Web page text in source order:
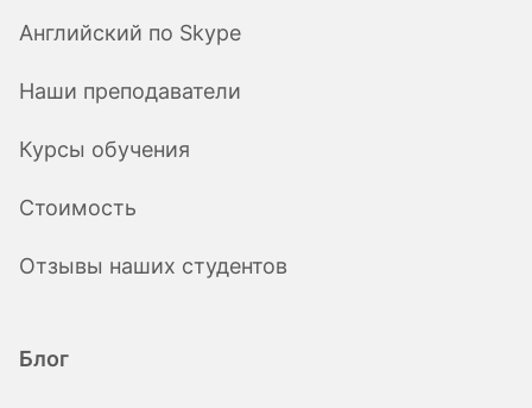
Английский по Skype
Наши преподаватели
Курсы обучения
Стоимость
Отзывы наших студентов
Блог